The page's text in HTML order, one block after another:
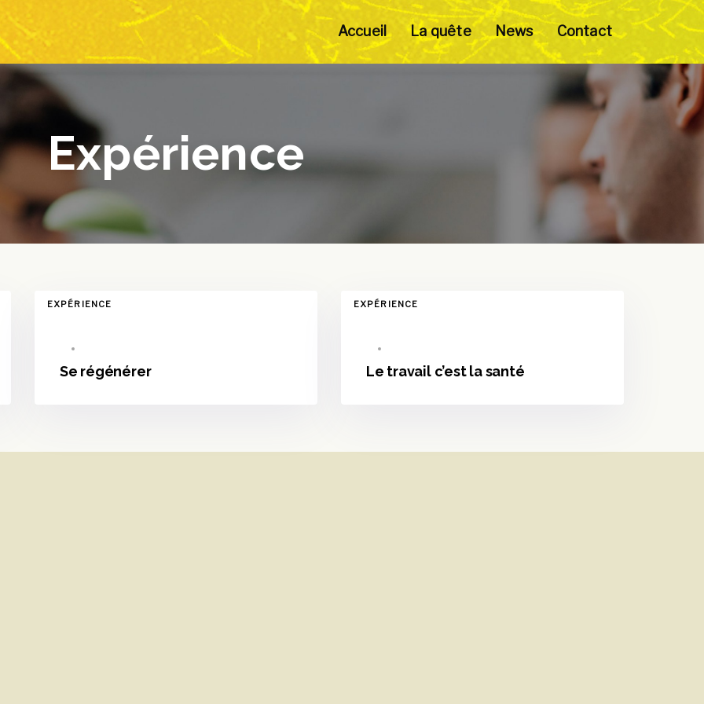
Accueil La quête News Contact
Expérience
TAGS
EXPÉRIENCE
Se régénérer
TAGS
EXPÉRIENCE
Le travail c’est la santé